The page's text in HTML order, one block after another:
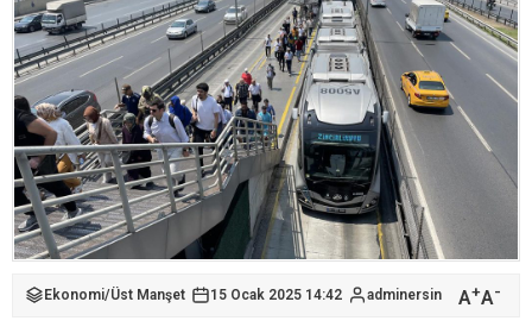
Ekonomi/Üst Manşet 15 Ocak 2025 14:42 adminersin A+A-